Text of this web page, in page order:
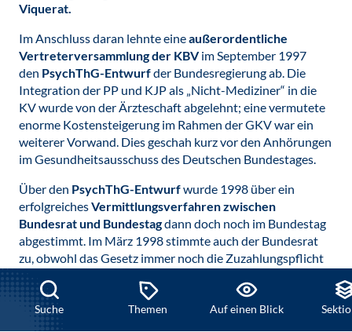
Viquerat.
Im Anschluss daran lehnte eineaußerordentliche
Vertreterversammlung der KBVim September 1997
den PsychThG-Entwurfder Bundesregierung ab. Die
Integration der PP und KJP als „Nicht-Mediziner“ in die
KV wurde von der Ärzteschaft abgelehnt; eine vermutete
enorme Kostensteigerung im Rahmen der GKV war ein
weiterer Vorwand. Dies geschah kurz vor den Anhörungen
im Gesundheitsausschuss des Deutschen Bundestages.
Über den PsychThG-Entwurfwurde 1998 über ein
erfolgreichesVermittlungsverfahren zwischen
Bundesrat und Bundestagdann doch noch im Bundestag
abgestimmt. Im März 1998 stimmte auch der Bundesrat
zu, obwohl das Gesetz immer noch die Zuzahlungspflicht
enthielt. Es wurde ein neuer Heilberuf geschaffen, der
gleichberechtigt mit der Ärzteschaft kooperiert. Vieles an
dem neuen Gesetz war eine Notlösung, und, wie wir heute
wissen, mit heiße Nadel gestrickt. Was wir heute als
Suche Themen Auf einen Blick